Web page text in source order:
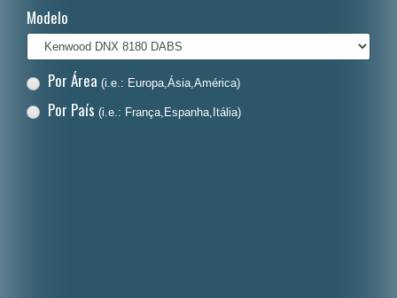
Polski
Nederlands
Dansk
Modelo
Por Área (i.e.: Europa,Ásia,América)
Por País (i.e.: França,Espanha,Itália)